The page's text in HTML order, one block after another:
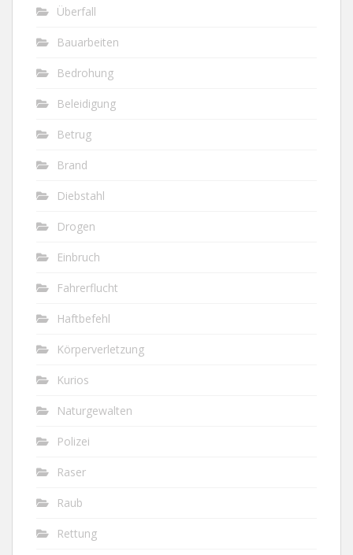
Überfall
Bauarbeiten
Bedrohung
Beleidigung
Betrug
Brand
Diebstahl
Drogen
Einbruch
Fahrerflucht
Haftbefehl
Körperverletzung
Kurios
Naturgewalten
Polizei
Raser
Raub
Rettung